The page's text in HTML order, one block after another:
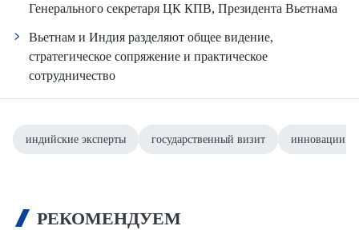
Генерального секретаря ЦК КПВ, Президента Вьетнама
Вьетнам и Индия разделяют общее видение,
стратегическое сопряжение и практическое
сотрудничество
индийские эксперты государственный визит инновации
РЕКОМЕНДУЕМ